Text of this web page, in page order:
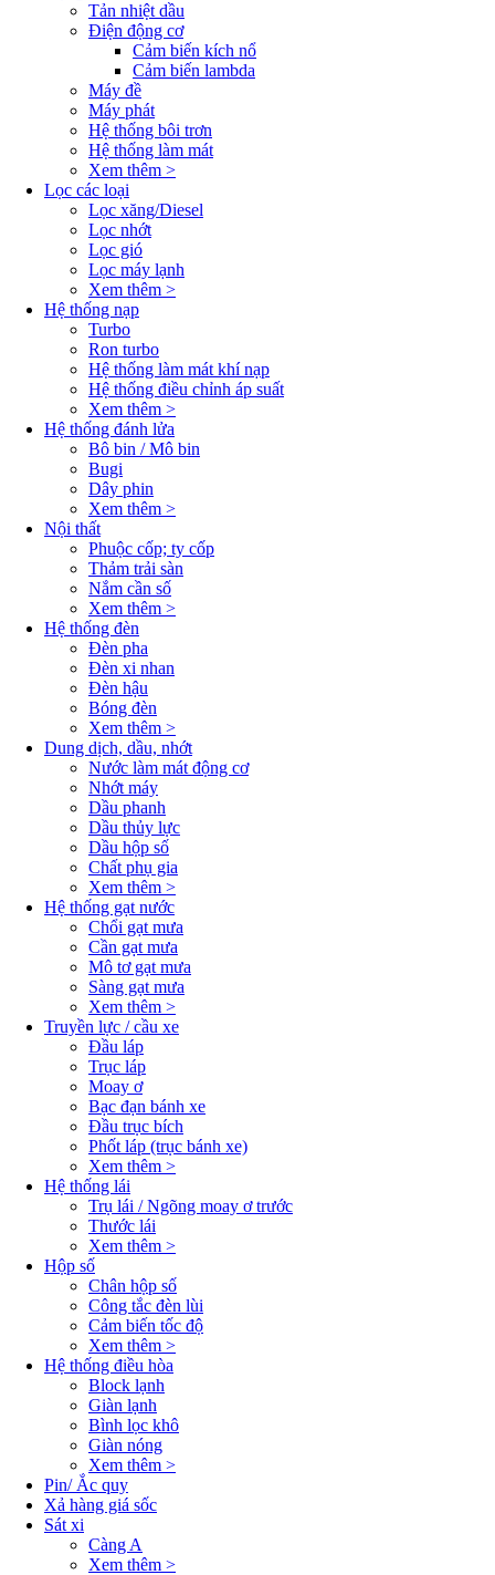
Tản nhiệt dầu
Điện động cơ
Cảm biến kích nổ
Cảm biến lambda
Máy đề
Máy phát
Hệ thống bôi trơn
Hệ thống làm mát
Xem thêm >
Lọc các loại
Lọc xăng/Diesel
Lọc nhớt
Lọc gió
Lọc máy lạnh
Xem thêm >
Hệ thống nạp
Turbo
Ron turbo
Hệ thống làm mát khí nạp
Hệ thống điều chỉnh áp suất
Xem thêm >
Hệ thống đánh lửa
Bô bin / Mô bin
Bugi
Dây phin
Xem thêm >
Nội thất
Phuộc cốp; ty cốp
Thảm trải sàn
Nắm cần số
Xem thêm >
Hệ thống đèn
Đèn pha
Đèn xi nhan
Đèn hậu
Bóng đèn
Xem thêm >
Dung dịch, dầu, nhớt
Nước làm mát động cơ
Nhớt máy
Dầu phanh
Dầu thủy lực
Dầu hộp số
Chất phụ gia
Xem thêm >
Hệ thống gạt nước
Chổi gạt mưa
Cần gạt mưa
Mô tơ gạt mưa
Sàng gạt mưa
Xem thêm >
Truyền lực / cầu xe
Đầu láp
Trục láp
Moay ơ
Bạc đạn bánh xe
Đầu trục bích
Phốt láp (trục bánh xe)
Xem thêm >
Hệ thống lái
Trụ lái / Ngõng moay ơ trước
Thước lái
Xem thêm >
Hộp số
Chân hộp số
Công tắc đèn lùi
Cảm biến tốc độ
Xem thêm >
Hệ thống điều hòa
Block lạnh
Giàn lạnh
Bình lọc khô
Giàn nóng
Xem thêm >
Pin/ Ắc quy
Xả hàng giá sốc
Sát xi
Càng A
Xem thêm >